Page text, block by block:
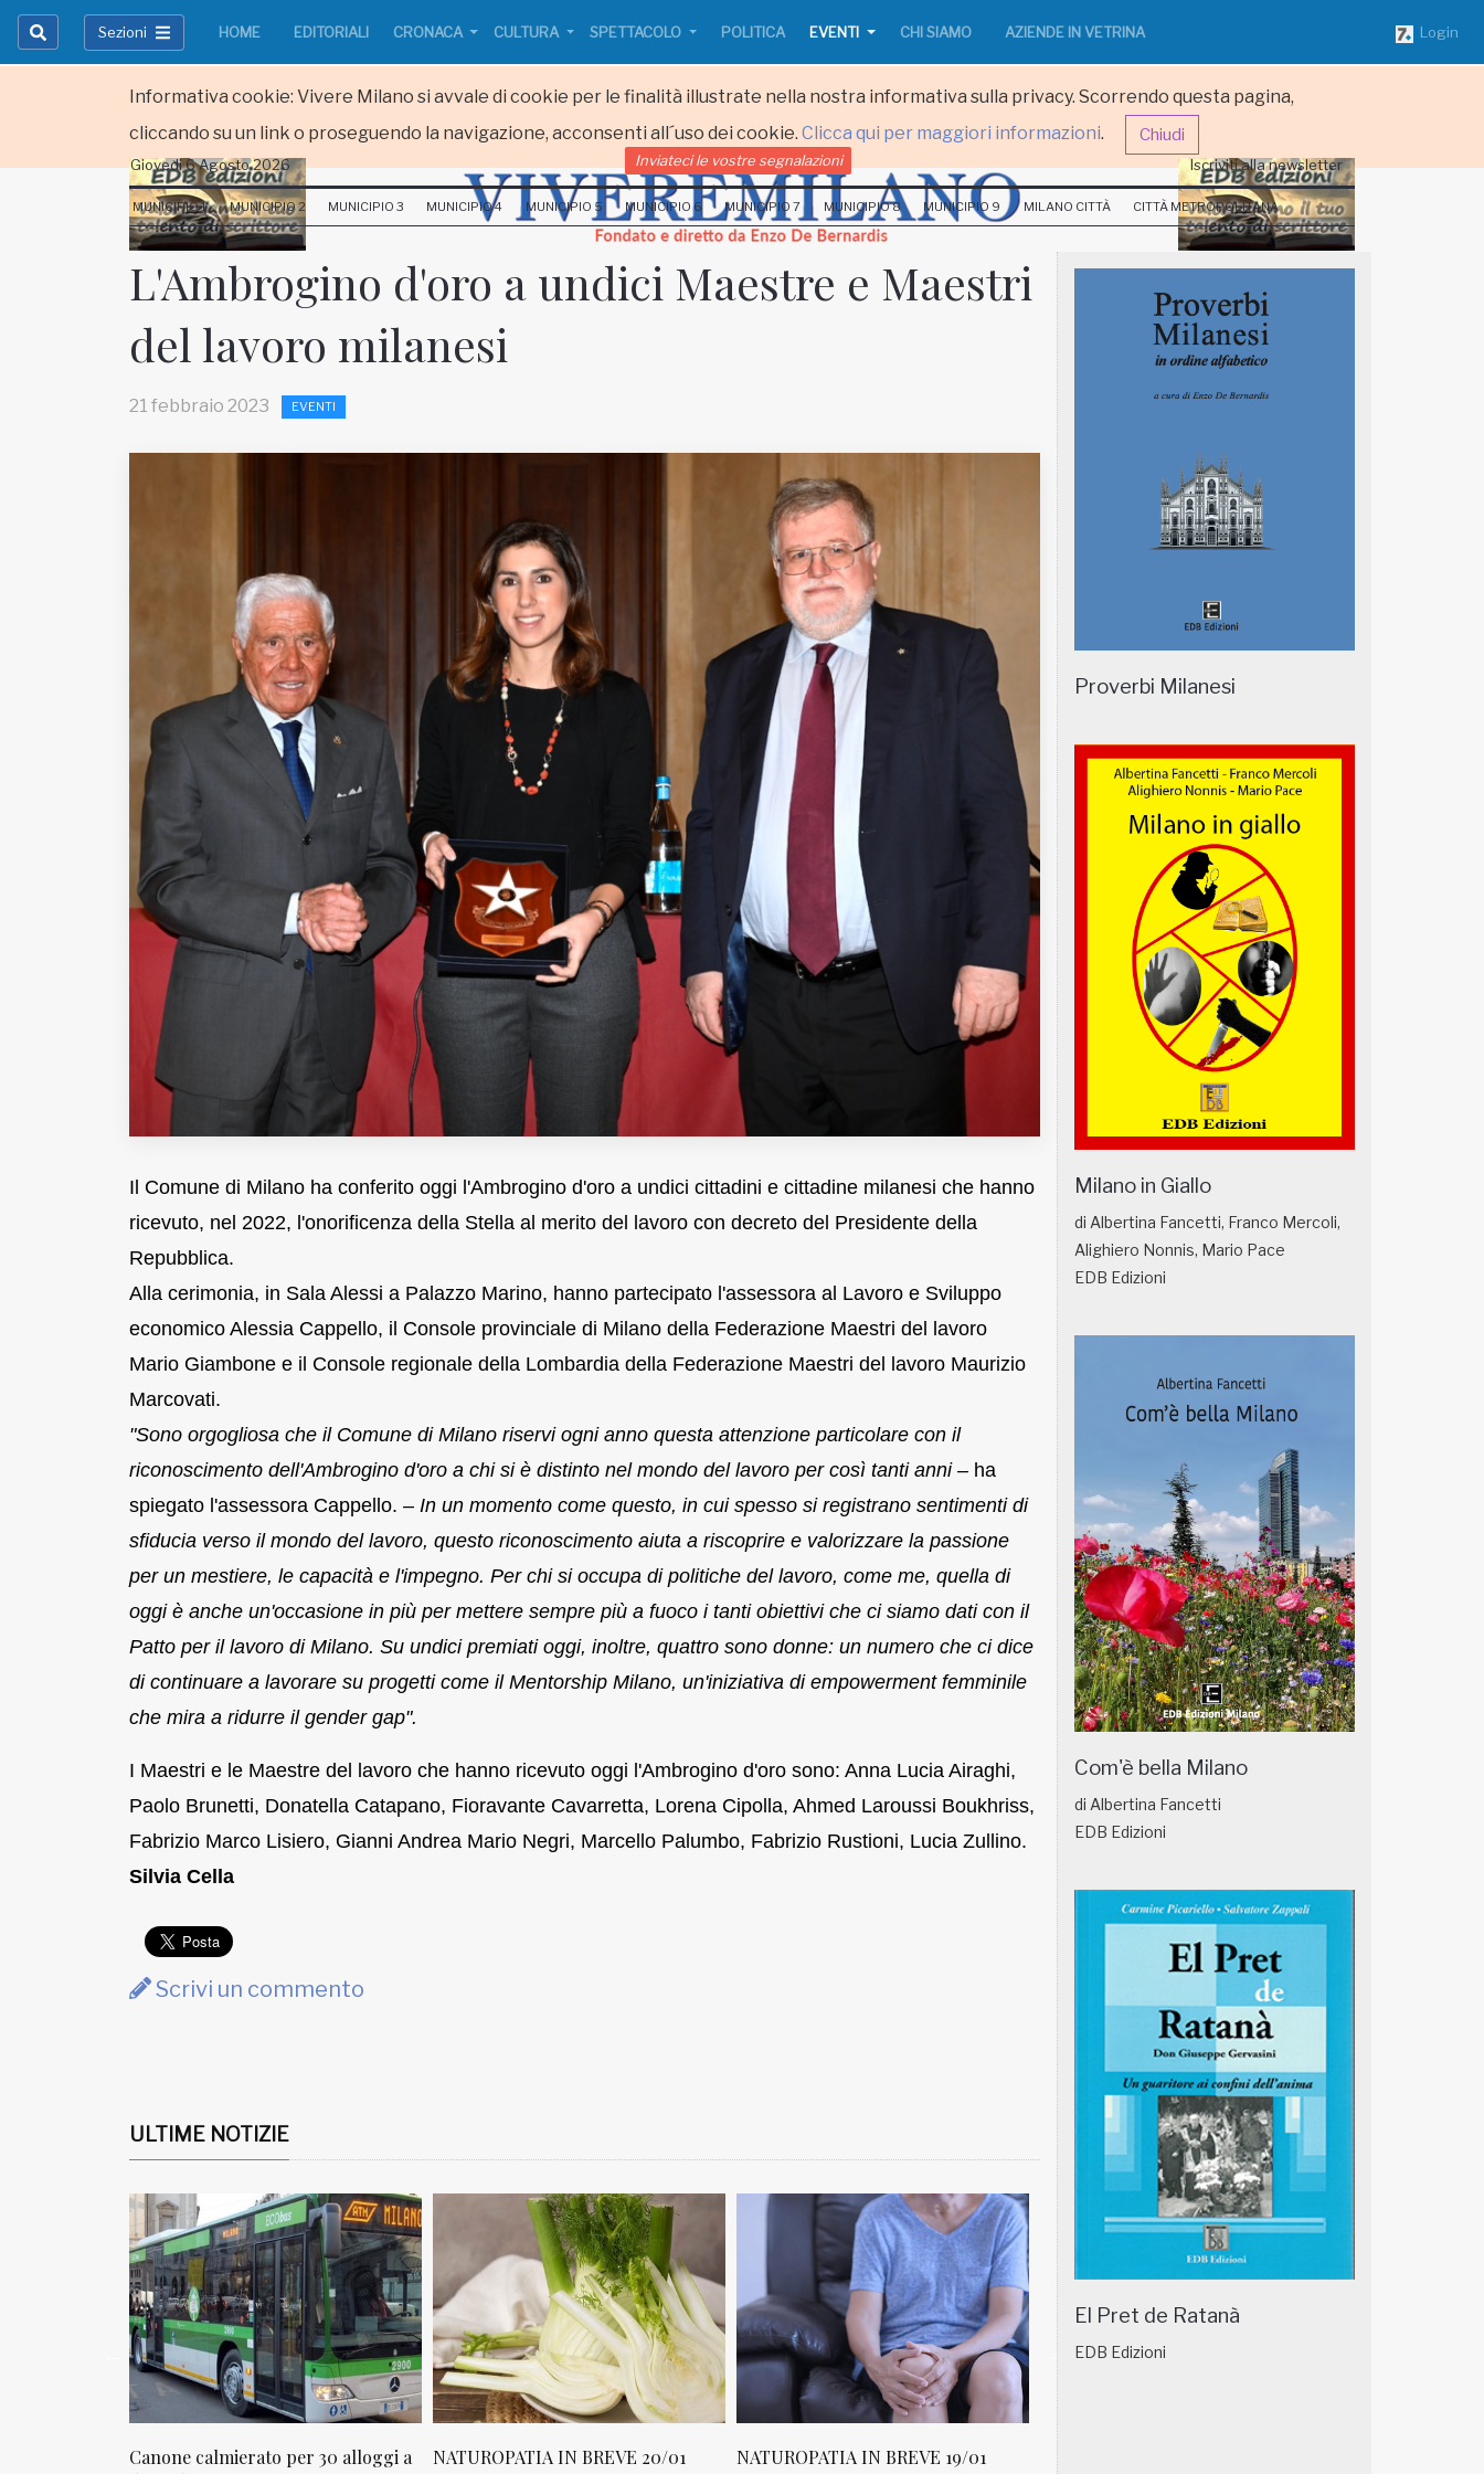
Informativa cookie: Vivere Milano si avvale di cookie per le finalità illustrate nella nostra informativa sulla privacy. Scorrendo questa pagina,
cliccando su un link o proseguendo la navigazione, acconsenti all´uso dei cookie. Clicca qui per maggiori informazioni. Chiudi
Sezioni HOME EDITORIALI CRONACA CULTURA SPETTACOLO POLITICA EVENTI CHI SIAMO AZIENDE IN VETRINA Login
Inviateci le vostre segnalazioni
Iscriviti alla newsletter
Imbonati, 89 20159 Milano (Italia)
Giovedi 6 Agosto 2026 Inviateci le vostre segnalazioni Iscriviti alla newsletter
MUNICIPIO 1 MUNICIPIO 2 MUNICIPIO 3 MUNICIPIO 4 MUNICIPIO 5 MUNICIPIO 6 MUNICIPIO 7 MUNICIPIO 8 MUNICIPIO 9 MILANO CITTÀ CITTÀ METROPOLITANA
L'Ambrogino d'oro a undici Maestre e Maestri
del lavoro milanesi
21 febbraio 2023 EVENTI
Il Comune di Milano ha conferito oggi l'Ambrogino d'oro a undici cittadini e cittadine milanesi che hanno
ricevuto, nel 2022, l'onorificenza della Stella al merito del lavoro con decreto del Presidente della
Repubblica.
Alla cerimonia, in Sala Alessi a Palazzo Marino, hanno partecipato l'assessora al Lavoro e Sviluppo
economico Alessia Cappello, il Console provinciale di Milano della Federazione Maestri del lavoro
Mario Giambone e il Console regionale della Lombardia della Federazione Maestri del lavoro Maurizio
Marcovati.
"Sono orgogliosa che il Comune di Milano riservi ogni anno questa attenzione particolare con il
riconoscimento dell'Ambrogino d'oro a chi si è distinto nel mondo del lavoro per così tanti anni – ha
spiegato l'assessora Cappello. – In un momento come questo, in cui spesso si registrano sentimenti di
sfiducia verso il mondo del lavoro, questo riconoscimento aiuta a riscoprire e valorizzare la passione
per un mestiere, le capacità e l'impegno. Per chi si occupa di politiche del lavoro, come me, quella di
oggi è anche un'occasione in più per mettere sempre più a fuoco i tanti obiettivi che ci siamo dati con il
Patto per il lavoro di Milano. Su undici premiati oggi, inoltre, quattro sono donne: un numero che ci dice
di continuare a lavorare su progetti come il Mentorship Milano, un'iniziativa di empowerment femminile
che mira a ridurre il gender gap".
I Maestri e le Maestre del lavoro che hanno ricevuto oggi l'Ambrogino d'oro sono: Anna Lucia Airaghi,
Paolo Brunetti, Donatella Catapano, Fioravante Cavarretta, Lorena Cipolla, Ahmed Laroussi Boukhriss,
Fabrizio Marco Lisiero, Gianni Andrea Mario Negri, Marcello Palumbo, Fabrizio Rustioni, Lucia Zullino.
Silvia Cella
Scrivi un commento
ULTIME NOTIZIE
30 alloggi a NATUROPATIA IN BREVE 20/01 NATUROPATIA IN BREVE 19/01 NATUROPATIA IN BREVE 18/01
Proverbi Milanesi
Milano in Giallo
di Albertina Fancetti, Franco Mercoli,
Alighiero Nonnis, Mario Pace
EDB Edizioni
Com'è bella Milano
di Albertina Fancetti
EDB Edizioni
El Pret de Ratanà
EDB Edizioni